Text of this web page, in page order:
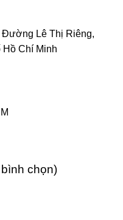
Đường Lê Thị Riêng,
Chí Minh
chọn)